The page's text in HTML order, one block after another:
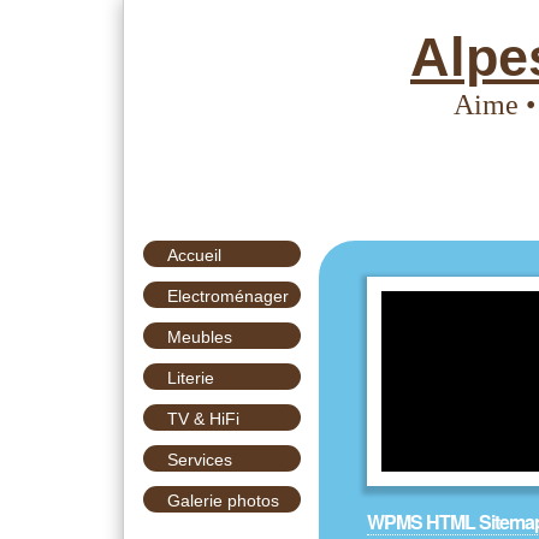
Aime
WPMS HTML
Accueil
Electroménager
Meubles
Literie
TV & HiFi
Services
Galerie photos